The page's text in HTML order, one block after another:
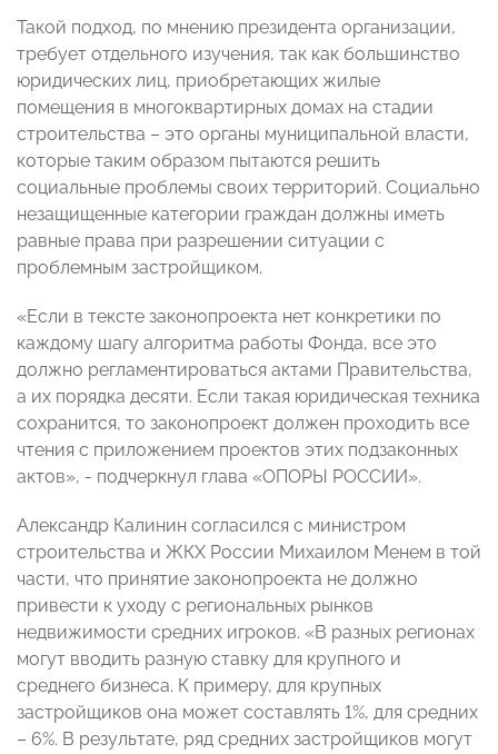
Такой подход, по мнению президента организации,
требует отдельного изучения, так как большинство
юридических лиц, приобретающих жилые
помещения в многоквартирных домах на стадии
строительства – это органы муниципальной власти,
которые таким образом пытаются решить
социальные проблемы своих территорий. Социально
незащищенные категории граждан должны иметь
равные права при разрешении ситуации с
проблемным застройщиком.
«Если в тексте законопроекта нет конкретики по
каждому шагу алгоритма работы Фонда, все это
должно регламентироваться актами Правительства,
а их порядка десяти. Если такая юридическая техника
сохранится, то законопроект должен проходить все
чтения с приложением проектов этих подзаконных
актов», - подчеркнул глава «ОПОРЫ РОССИИ».
Александр Калинин согласился с министром
строительства и ЖКХ России Михаилом Менем в той
части, что принятие законопроекта не должно
привести к уходу с региональных рынков
недвижимости средних игроков. «В разных регионах
могут вводить разную ставку для крупного и
среднего бизнеса. К примеру, для крупных
застройщиков она может составлять 1%, для средних
– 6%. В результате, ряд средних застройщиков могут